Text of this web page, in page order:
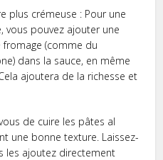
plus crémeuse : Pour une
vous pouvez ajouter une
(comme du
dans la sauce, en même
ajoutera de la richesse et
de cuire les pâtes al
une bonne texture. Laissez-
les ajoutez directement